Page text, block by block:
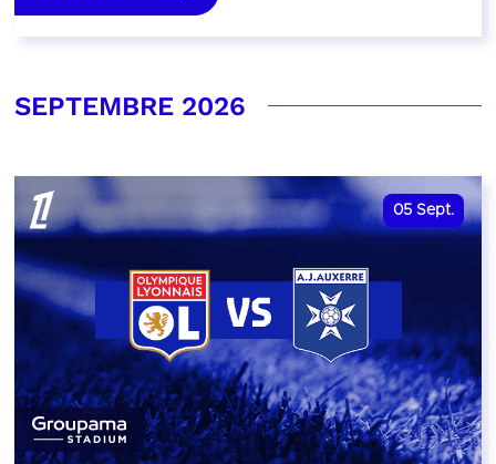
SEPTEMBRE 2026
05 Sept.